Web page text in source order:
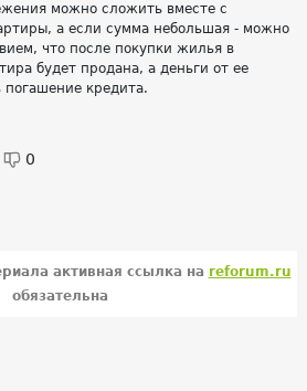
можно сложить вместе с
а если сумма небольшая - можно
что после покупки жилья в
будет продана, а деньги от ее
кредита.
0
активная ссылка на reforum.ru
обязательна